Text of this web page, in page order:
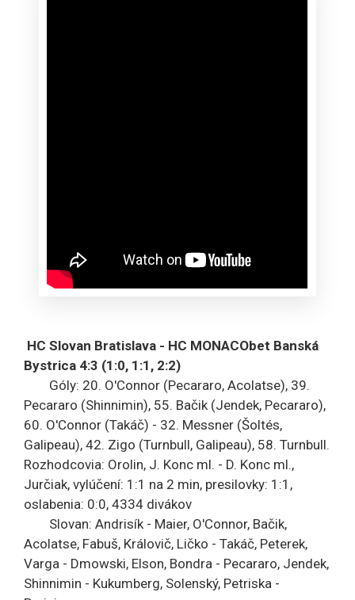
HC Slovan Bratislava - HC MONACObet Banská
Bystrica 4:3 (1:0, 1:1, 2:2)
Góly: 20. O'Connor (Pecararo, Acolatse), 39.
Pecararo (Shinnimin), 55. Bačik (Jendek, Pecararo),
60. O'Connor (Takáč) - 32. Messner (Šoltés,
Galipeau), 42. Zigo (Turnbull, Galipeau), 58. Turnbull.
Rozhodcovia: Orolin, J. Konc ml. - D. Konc ml.,
Jurčiak, vylúčení: 1:1 na 2 min, presilovky: 1:1,
oslabenia: 0:0, 4334 divákov
Slovan: Andrisík - Maier, O'Connor, Bačik,
Acolatse, Fabuš, Královič, Ličko - Takáč, Peterek,
Varga - Dmowski, Elson, Bondra - Pecararo, Jendek,
Shinnimin - Kukumberg, Solenský, Petriska -